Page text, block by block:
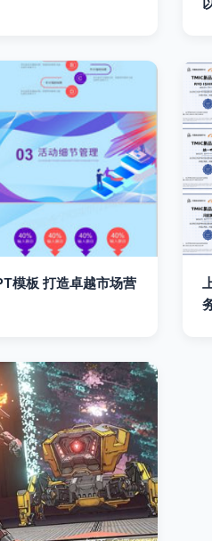
模板 打造卓越市场营